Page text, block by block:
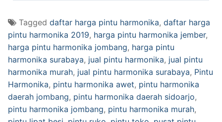
Tagged daftar harga pintu harmonika, daftar harga
pintu harmonika 2019, harga pintu harmonika jember,
harga pintu harmonika jombang, harga pintu
harmonika surabaya, jual pintu harmonika, jual pintu
harmonika murah, jual pintu harmonika surabaya, Pintu
Harmonika, pintu harmonika awet, pintu harmonika
daerah jombang, pintu harmonika daerah sidoarjo,
pintu harmonika jombang, pintu harmonika murah,